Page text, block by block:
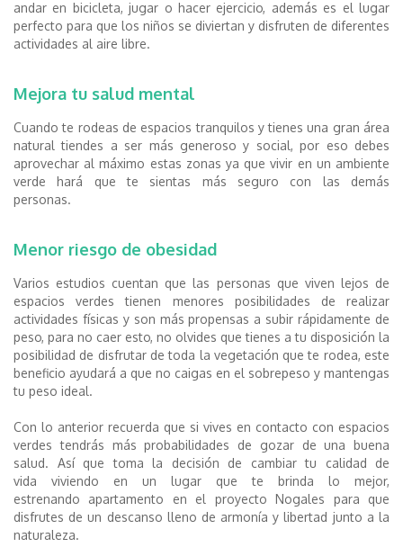
andar en bicicleta, jugar o hacer ejercicio, además es el lugar
perfecto para que los niños se diviertan y disfruten de diferentes
actividades al aire libre.
Mejora tu salud mental
Cuando te rodeas de espacios tranquilos y tienes una gran área
natural tiendes a ser más generoso y social,por eso debes
aprovechar al máximo estas zonas ya quevivir en un ambiente
verde hará que te sientas más seguro con las demás
personas.
Menor riesgo de obesidad
Varios estudios cuentan que las personas que viven lejos de
espacios verdes tienen menores posibilidades de realizar
actividades físicas y son más propensas a subir rápidamente de
peso, para no caer esto, no olvides que tienes a tu disposición la
posibilidad de disfrutarde toda la vegetación que te rodea, este
beneficio ayudará a que no caigas en el sobrepeso y mantengas
tu peso ideal.
Con lo anterior recuerda que si vives en contacto con espacios
verdes tendrás más probabilidades de gozar de una buena
salud. Así quetoma la decisión de cambiar tu calidad de
vida viviendo en un lugar que te brinda lo mejor,
estrenando apartamento en el proyectoNogales para que
disfrutes de un descanso lleno de armonía y libertad junto a la
naturaleza.